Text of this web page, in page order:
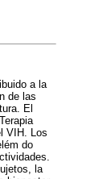
a la
de las
El
VIH. Los
do
la